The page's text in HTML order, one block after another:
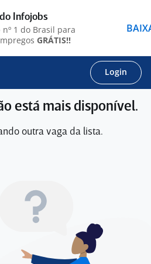
Login
está mais disponível.
outra vaga da lista.
Infojobs
nº 1 do Brasil para
GRÁTIS!!